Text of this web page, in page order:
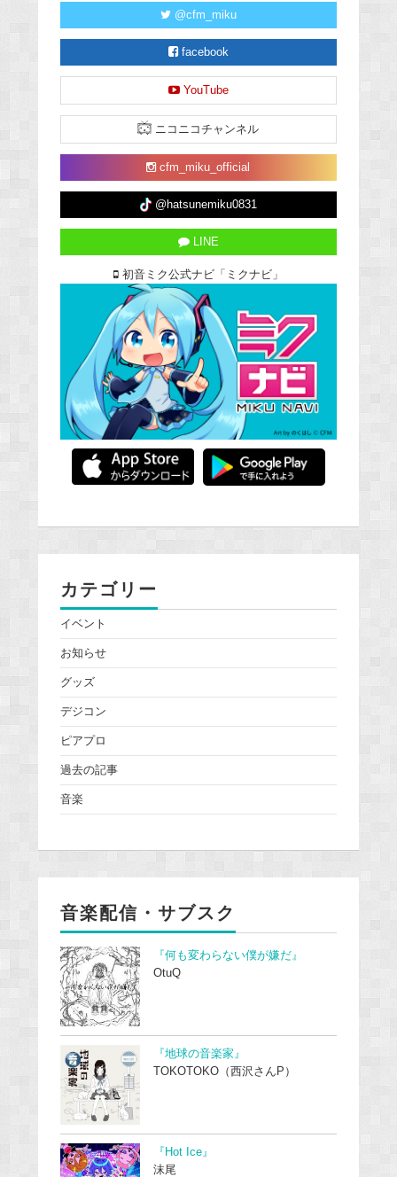
@cfm_miku
facebook
YouTube
ニコニコチャンネル
cfm_miku_official
@hatsunemiku0831
LINE
初音ミク公式ナビ「ミクナビ」
カテゴリー
イベント
お知らせ
グッズ
デジコン
ピアプロ
過去の記事
音楽
音楽配信・サブスク
『何も変わらない僕が嫌だ』
OtuQ
『地球の音楽家』
TOKOTOKO（西沢さんP）
『Hot Ice』
沫尾